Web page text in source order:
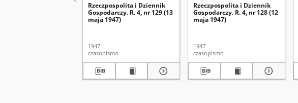
Rzeczpospolita i Dziennik
Gospodarczy. R. 4, nr 129 (13
maja 1947)
1947
czasopismo
Rzeczpospolita i Dziennik
Gospodarczy. R. 4, nr 128 (12
maja 1947)
1947
czasopismo